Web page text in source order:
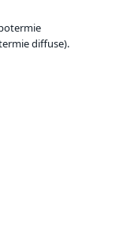
diffuse).